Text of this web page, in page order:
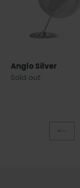
Anglo Silver
Regular
Sold out